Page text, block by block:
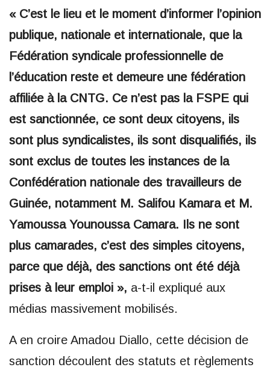
« C’est le lieu et le moment d’informer l’opinion
publique, nationale et internationale, que la
Fédération syndicale professionnelle de
l’éducation reste et demeure une fédération
affiliée à la CNTG. Ce n’est pas la FSPE qui
est sanctionnée, ce sont deux citoyens, ils
sont plus syndicalistes, ils sont disqualifiés, ils
sont exclus de toutes les instances de la
Confédération nationale des travailleurs de
Guinée, notamment M. Salifou Kamara et M.
Yamoussa Younoussa Camara. Ils ne sont
plus camarades, c’est des simples citoyens,
parce que déjà, des sanctions ont été déjà
prises à leur emploi », a-t-il expliqué aux
médias massivement mobilisés.
A en croire Amadou Diallo, cette décision de
sanction découlent des statuts et règlements